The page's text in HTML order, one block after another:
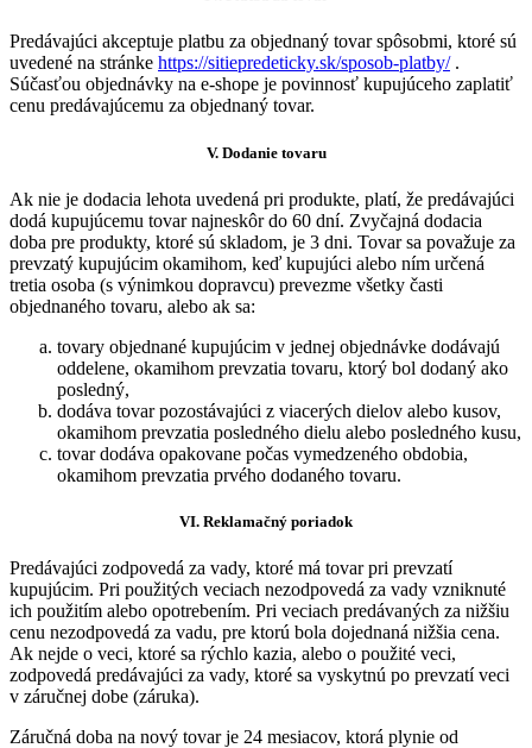
Predávajúci akceptuje platbu za objednaný tovar spôsobmi, ktoré sú
uvedené na stránke https://sitiepredeticky.sk/sposob-platby/.
Súčasťou objednávky na e-shope je povinnosť kupujúceho zaplatiť
cenu predávajúcemu za objednaný tovar.
V. Dodanie tovaru
Ak nie je dodacia lehota uvedená pri produkte, platí, že predávajúci
dodá kupujúcemu tovar najneskôr do 60 dní. Zvyčajná dodacia
doba pre produkty, ktoré sú skladom, je 3 dni. Tovar sa považuje za
prevzatý kupujúcim okamihom, keď kupujúci alebo ním určená
tretia osoba (s výnimkou dopravcu) prevezme všetky časti
objednaného tovaru, alebo ak sa:
tovary objednané kupujúcim v jednej objednávke dodávajú
oddelene, okamihom prevzatia tovaru, ktorý bol dodaný ako
posledný,
dodáva tovar pozostávajúci z viacerých dielov alebo kusov,
okamihom prevzatia posledného dielu alebo posledného kusu,
tovar dodáva opakovane počas vymedzeného obdobia,
okamihom prevzatia prvého dodaného tovaru.
VI. Reklamačný poriadok
Predávajúci zodpovedá za vady, ktoré má tovar pri prevzatí
kupujúcim. Pri použitých veciach nezodpovedá za vady vzniknuté
ich použitím alebo opotrebením. Pri veciach predávaných za nižšiu
cenu nezodpovedá za vadu, pre ktorú bola dojednaná nižšia cena.
Ak nejde o veci, ktoré sa rýchlo kazia, alebo o použité veci,
zodpovedá predávajúci za vady, ktoré sa vyskytnú po prevzatí veci
v záručnej dobe (záruka).
Záručná doba na nový tovar je 24 mesiacov, ktorá plynie od